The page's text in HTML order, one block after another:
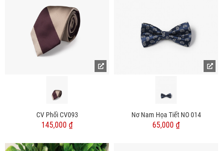
CV Phối CV093
145,000 ₫
Nơ Nam Họa Tiết NO 014
65,000 ₫